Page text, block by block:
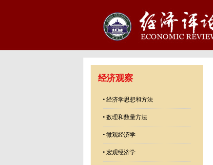
经济观察
• 经济学思想和方法
• 数理和数量方法
• 微观经济学
• 宏观经济学